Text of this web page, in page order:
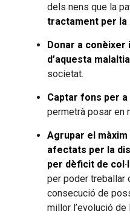
dels nens que la
tractament per la
Donar a
d’aquesta malaltia
societat.
Captar fons per
permetrà posar en
Agrupar el
afectats per la
per dèficit de
per poder treballar
consecució de
millor l’evolució de